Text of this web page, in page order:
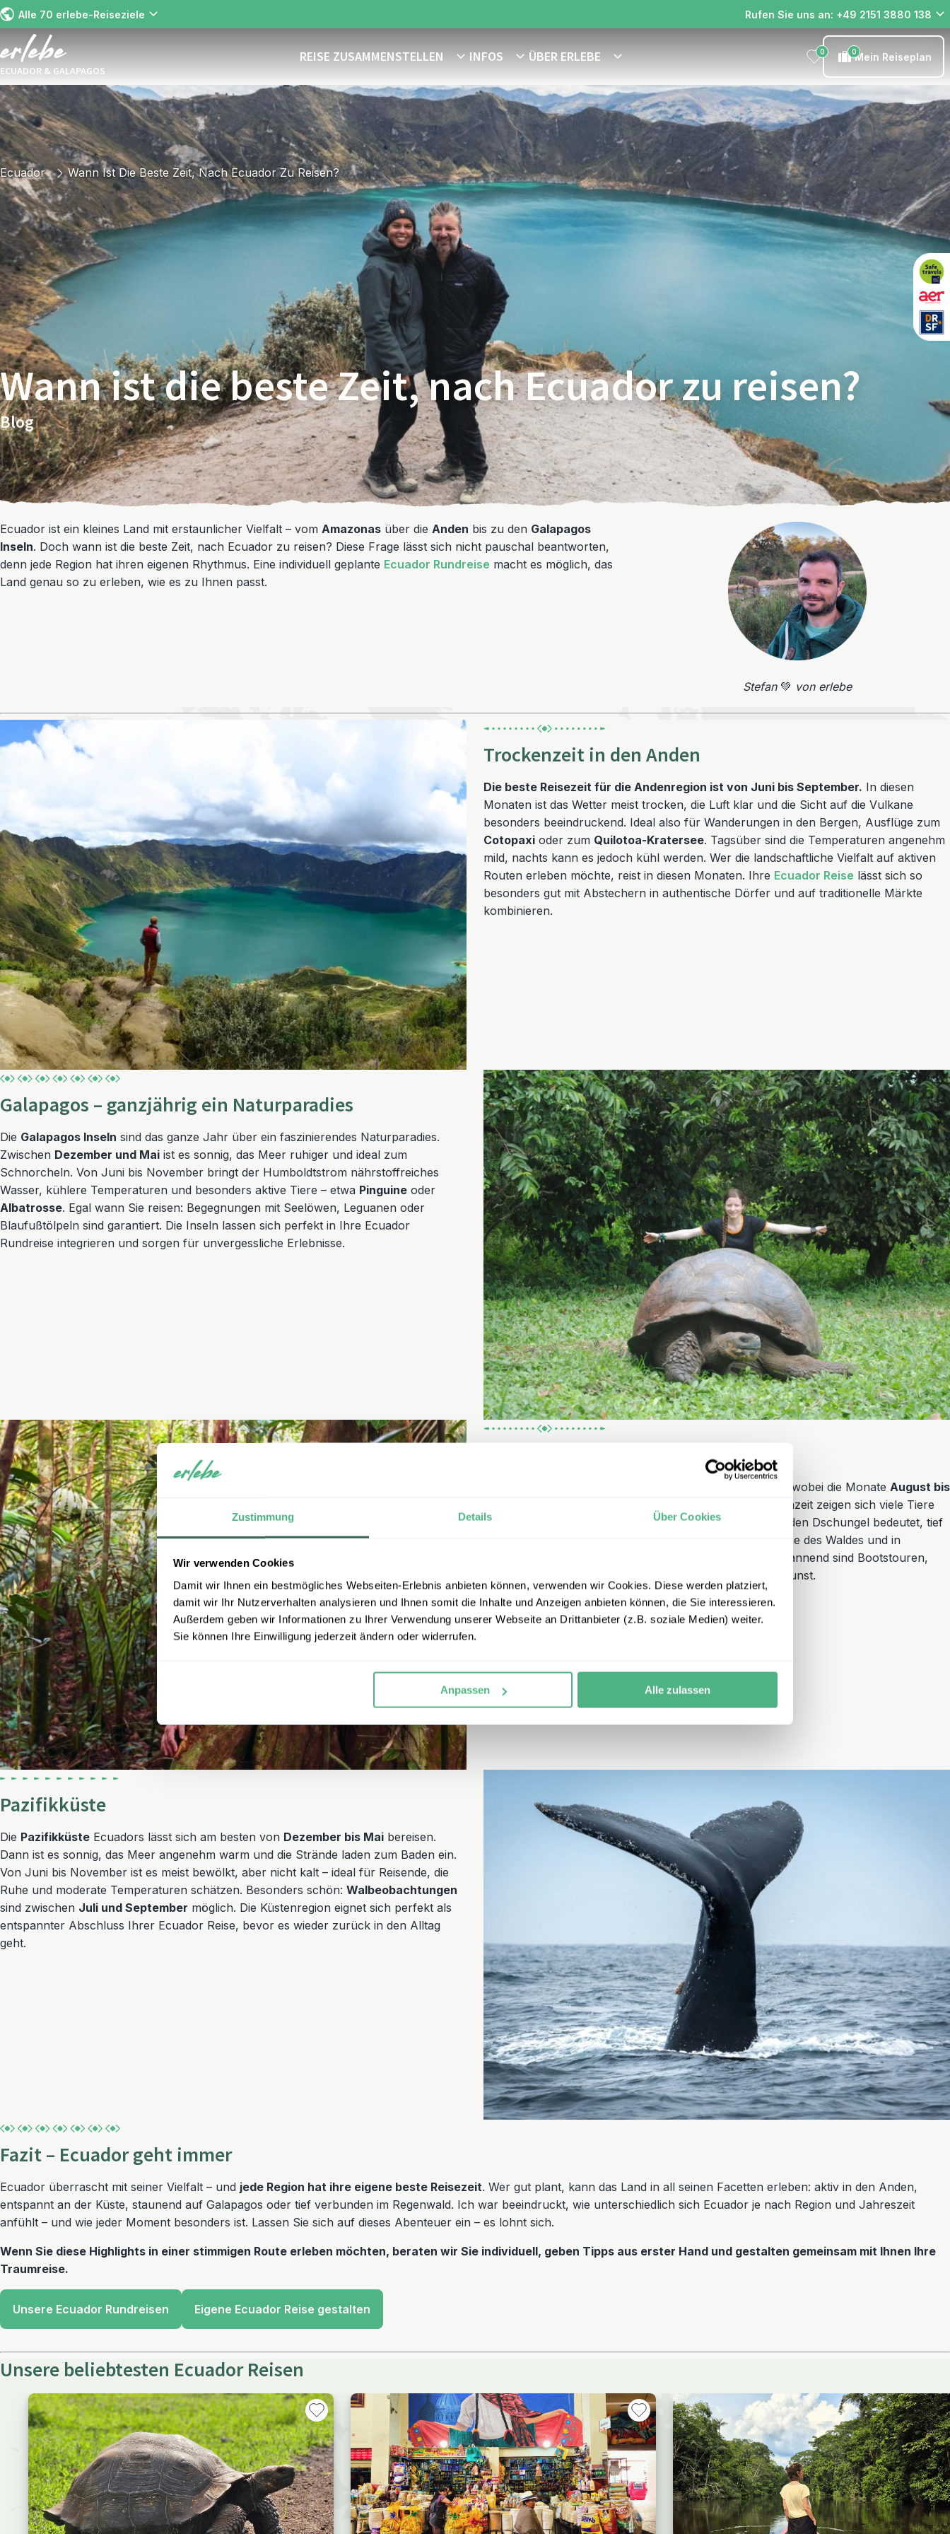
Zustimmung Details Über Cookies
Wir verwenden Cookies
Damit wir Ihnen ein bestmögliches Webseiten-Erlebnis anbieten können, verwenden wir Cookies. Diese werden platziert,
damit wir Ihr Nutzerverhalten analysieren und Ihnen somit die Inhalte und Anzeigen anbieten können, die Sie interessieren.
Außerdem geben wir Informationen zu Ihrer Verwendung unserer Webseite an Drittanbieter (z.B. soziale Medien) weiter.
Sie können Ihre Einwilligung jederzeit ändern oder widerrufen.
Anpassen Alle zulassen
Alle 70 erlebe-Reiseziele Rufen Sie uns an: +49 2151 3880 138
ECUADOR & GALAPAGOS
REISE ZUSAMMENSTELLEN INFOS ÜBER ERLEBE 0 0Mein Reiseplan
Ecuador Wann Ist Die Beste Zeit, Nach Ecuador Zu Reisen?
Wann ist die beste Zeit, nach Ecuador zu reisen?
Blog
Ecuador ist ein kleines Land mit erstaunlicher Vielfalt – vom Amazonas über die Anden bis zu den Galapagos
Inseln. Doch wann ist die beste Zeit, nach Ecuador zu reisen? Diese Frage lässt sich nicht pauschal beantworten,
denn jede Region hat ihren eigenen Rhythmus. Eine individuell geplante Ecuador Rundreise macht es möglich, das
Land genau so zu erleben, wie es zu Ihnen passt.
Stefan 💚 von erlebe
Trockenzeit in den Anden
Die beste Reisezeit für die Andenregion ist von Juni bis September. In diesen
Monaten ist das Wetter meist trocken, die Luft klar und die Sicht auf die Vulkane
besonders beeindruckend. Ideal also für Wanderungen in den Bergen, Ausflüge zum
Cotopaxi oder zum Quilotoa-Kratersee. Tagsüber sind die Temperaturen angenehm
mild, nachts kann es jedoch kühl werden. Wer die landschaftliche Vielfalt auf aktiven
Routen erleben möchte, reist in diesen Monaten. Ihre Ecuador Reise lässt sich so
besonders gut mit Abstechern in authentische Dörfer und auf traditionelle Märkte
kombinieren.
Galapagos – ganzjährig ein Naturparadies
Die Galapagos Inseln sind das ganze Jahr über ein faszinierendes Naturparadies.
Zwischen Dezember und Mai ist es sonnig, das Meer ruhiger und ideal zum
Schnorcheln. Von Juni bis November bringt der Humboldtstrom nährstoffreiches
Wasser, kühlere Temperaturen und besonders aktive Tiere – etwa Pinguine oder
Albatrosse. Egal wann Sie reisen: Begegnungen mit Seelöwen, Leguanen oder
Blaufußtölpeln sind garantiert. Die Inseln lassen sich perfekt in Ihre Ecuador
Rundreise integrieren und sorgen für unvergessliche Erlebnisse.
Regenwald – grün und lebendig
ist ganzjährig bereisbar, wobei die Monate August bis
etwas trockener sind. Doch auch in der Regenzeit zeigen sich viele Tiere
aktiver und die Natur wirkt noch intensiver. Eine Reise in den Dschungel bedeutet, tief
einzutauchen – in ein ganz eigenes Klima, in die Geräusche des Waldes und in
Begegnungen mit lokalen Gemeinschaften. Besonders spannend sind Bootstouren,
nächtliche Wanderungen und das Erwachen im Morgendunst.
Pazifikküste
Die Pazifikküste Ecuadors lässt sich am besten von Dezember bis Mai bereisen.
Dann ist es sonnig, das Meer angenehm warm und die Strände laden zum Baden ein.
Von Juni bis November ist es meist bewölkt, aber nicht kalt – ideal für Reisende, die
Ruhe und moderate Temperaturen schätzen. Besonders schön: Walbeobachtungen
sind zwischen Juli und September möglich. Die Küstenregion eignet sich perfekt als
entspannter Abschluss Ihrer Ecuador Reise, bevor es wieder zurück in den Alltag
geht.
Fazit – Ecuador geht immer
Ecuador überrascht mit seiner Vielfalt – und jede Region hat ihre eigene beste Reisezeit. Wer gut plant, kann das Land in all seinen Facetten erleben: aktiv in den Anden,
entspannt an der Küste, staunend auf Galapagos oder tief verbunden im Regenwald. Ich war beeindruckt, wie unterschiedlich sich Ecuador je nach Region und Jahreszeit
anfühlt – und wie jeder Moment besonders ist. Lassen Sie sich auf dieses Abenteuer ein – es lohnt sich.
Wenn Sie diese Highlights in einer stimmigen Route erleben möchten, beraten wir Sie individuell, geben Tipps aus erster Hand und gestalten gemeinsam mit Ihnen Ihre
Traumreise.
Unsere Ecuador Rundreisen Eigene Ecuador Reise gestalten
Unsere beliebtesten Ecuador Reisen